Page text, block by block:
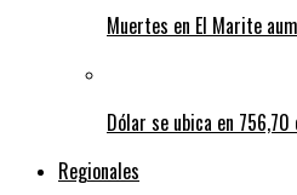
Muertes en El Marite
Dólar se ubica en
Regionales